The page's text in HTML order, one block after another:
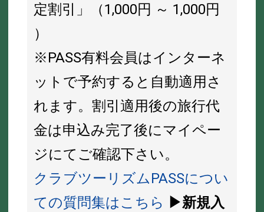
定割引」（1,000円 ～ 1,000円
）
※PASS有料会員はインターネ
ットで予約すると自動適用さ
れます。割引適用後の旅行代
金は申込み完了後にマイペー
ジにてご確認下さい。
クラブツーリズムPASSについ
ての質問集はこちら ▶新規入